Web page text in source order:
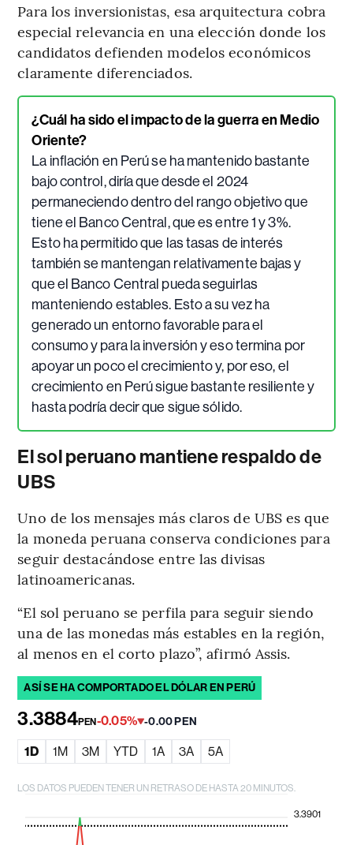
Para los inversionistas, esa arquitectura cobra
especial relevancia en una elección donde los
candidatos defienden modelos económicos
claramente diferenciados.
¿Cuál ha sido el impacto de la guerra en Medio
Oriente?
La inflación en Perú se ha mantenido bastante
bajo control, diría que desde el 2024
permaneciendo dentro del rango objetivo que
tiene el Banco Central, que es entre 1 y 3%.
Esto ha permitido que las tasas de interés
también se mantengan relativamente bajas y
que el Banco Central pueda seguirlas
manteniendo estables. Esto a su vez ha
generado un entorno favorable para el
consumo y para la inversión y eso termina por
apoyar un poco el crecimiento y, por eso, el
crecimiento en Perú sigue bastante resiliente y
hasta podría decir que sigue sólido.
El sol peruano mantiene respaldo de
UBS
Uno de los mensajes más claros de UBS es que
la moneda peruana conserva condiciones para
seguir destacándose entre las divisas
latinoamericanas.
“El sol peruano se perfila para seguir siendo
una de las monedas más estables en la región,
al menos en el corto plazo”, afirmó Assis.
ASÍ SE HA COMPORTADO EL DÓLAR EN PERÚ
3.3884PEN -0.05% -0.00 PEN
1D 1M 3M YTD 1A 3A 5A
LOS DATOS PUEDEN TENER UN RETRASO DE HASTA 20 MINUTOS.
3.3901